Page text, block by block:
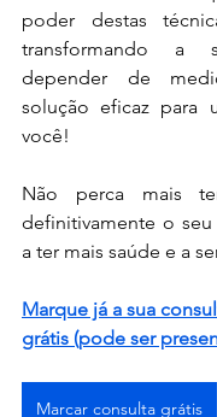
poder destas
transformando a
depender de
solução eficaz para
você!
Não perca mais
definitivamente o
a ter mais saúde e a
Marque já a sua
grátis (pode ser
Marcar consulta grátis